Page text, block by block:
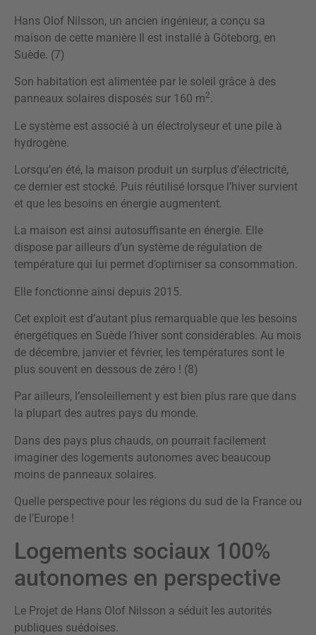
Hans Olof Nilsson, un ancien ingénieur, a conçu sa
maison de cette manière Il est installé à Göteborg, en
Suède. (7)
Son habitation est alimentée par le soleil grâce à des
panneaux solaires disposés sur 160 m2.
Le système est associé à un électrolyseur et une pile à
hydrogène.
Lorsqu’en été, la maison produit un surplus d’électricité,
ce dernier est stocké. Puis réutilisé lorsque l’hiver survient
et que les besoins en énergie augmentent.
La maison est ainsi autosuffisante en énergie. Elle
dispose par ailleurs d’un système de régulation de
température qui lui permet d’optimiser sa consommation.
Elle fonctionne ainsi depuis 2015.
Cet exploit est d’autant plus remarquable que les besoins
énergétiques en Suède l’hiver sont considérables. Au mois
de décembre, janvier et février, les températures sont le
plus souvent en dessous de zéro ! (8)
Par ailleurs, l’ensoleillement y est bien plus rare que dans
la plupart des autres pays du monde.
Dans des pays plus chauds, on pourrait facilement
imaginer des logements autonomes avec beaucoup
moins de panneaux solaires.
Quelle perspective pour les régions du sud de la France ou
de l’Europe !
Logements sociaux 100%
autonomes en perspective
Le Projet de Hans Olof Nilsson a séduit les autorités
publiques suédoises.